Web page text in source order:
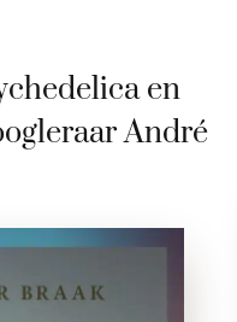
en
André